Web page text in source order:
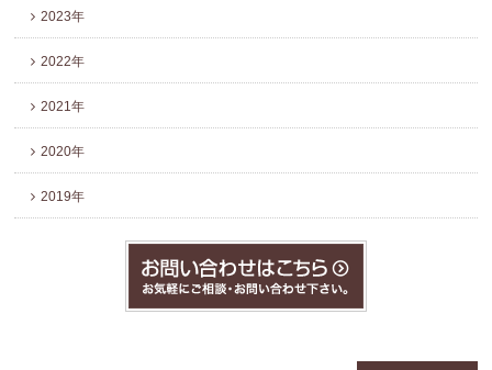
2023年
2022年
2021年
2020年
2019年